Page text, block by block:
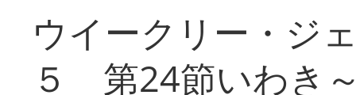
ウイークリー・ジ
５ 第24節いわき